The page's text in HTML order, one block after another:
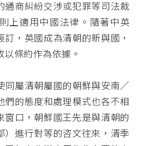
通商糾紛交涉或犯罪等司法裁
上適用中國法律。隨著中英
訂，英國成為清朝的新與國，
條約作為依據。
同屬清朝屬國的朝鮮與安南／
們的態度和處理模式也各不相
窗口，朝鮮國王先是與清朝的
）進行對等的咨文往來，清季